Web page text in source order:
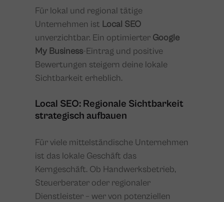
Für lokal und regional tätige
Unternehmen ist Local SEO
unverzichtbar. Ein optimierter Google
My Business-Eintrag und positive
Bewertungen steigern deine lokale
Sichtbarkeit erheblich.
Local SEO: Regionale Sichtbarkeit
strategisch aufbauen
Für viele mittelständische Unternehmen
ist das lokale Geschäft das
Kerngeschäft. Ob Handwerksbetrieb,
Steuerberater oder regionaler
Dienstleister – wer von potenziellen